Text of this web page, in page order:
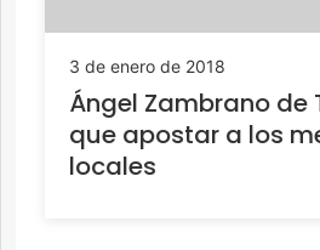
3 de enero de 2018
Ángel Zambrano de
que apostar a los
locales